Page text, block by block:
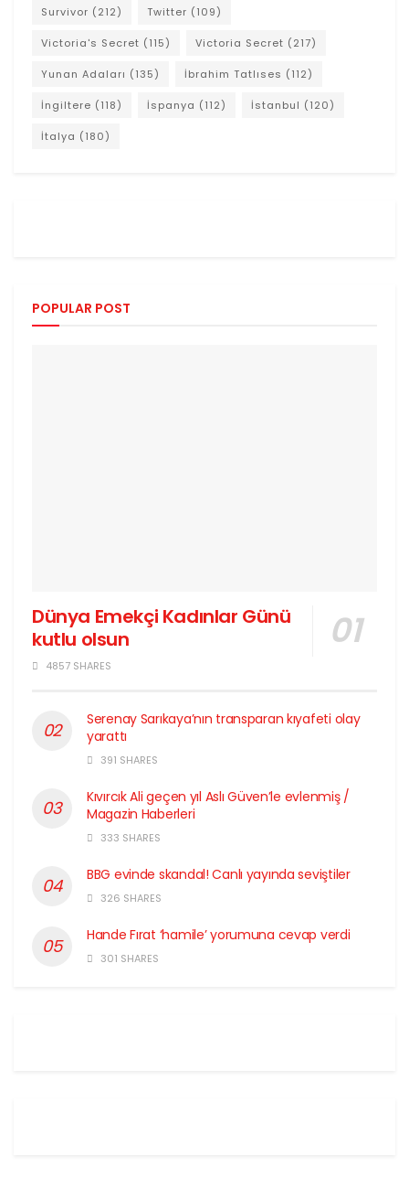
Survivor (212) Twitter (109)
Victoria's Secret (115) Victoria Secret (217)
Yunan Adaları (135) İbrahim Tatlıses (112)
İngiltere (118) İspanya (112) İstanbul (120)
İtalya (180)
POPULAR POST
Dünya Emekçi Kadınlar Günü
kutlu olsun
4857 SHARES
Serenay Sarıkaya’nın transparan kıyafeti olay
yarattı
391 SHARES
Kıvırcık Ali geçen yıl Aslı Güven’le evlenmiş /
Magazin Haberleri
333 SHARES
BBG evinde skandal! Canlı yayında seviştiler
326 SHARES
Hande Fırat ‘hamile’ yorumuna cevap verdi
301 SHARES